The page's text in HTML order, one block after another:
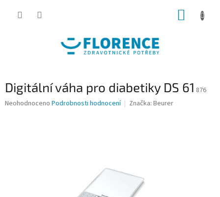
Digitální váha pro diabetiky DS 61 876
Průměrné
Neohodnoceno Podrobnosti hodnocení Značka: Beurer